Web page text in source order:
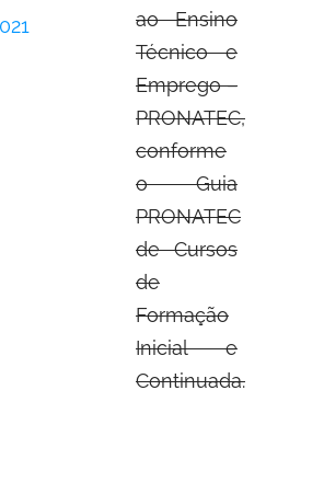
ao Ensino
Técnico e
Emprego –
PRONATEC,
conforme
o Guia
PRONATEC
de Cursos
de
Formação
Inicial e
Continuada.